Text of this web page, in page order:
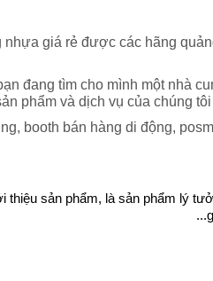
nhựa giá rẻ được các hãng
đang tìm cho mình một nhà
phẩm và dịch vụ của chúng tôi
booth bán hàng di động,
sản phẩm, là sản phẩm lý